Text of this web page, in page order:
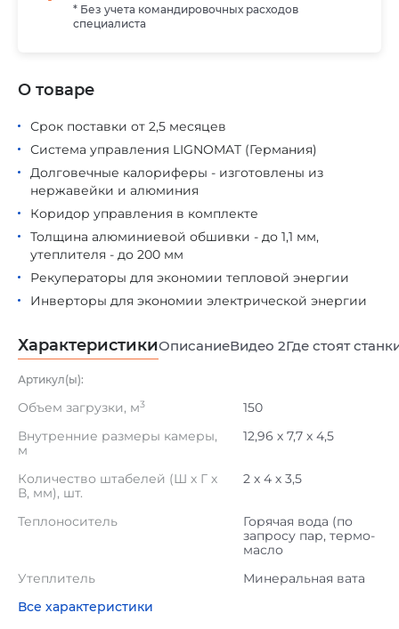
* Без учета командировочных расходов
специалиста
Срок поставки от 2,5 месяцев
Система управления LIGNOMAT (Германия)
Долговечные калориферы - изготовлены из
нержавейки и алюминия
Коридор управления в комплекте
Толщина алюминиевой обшивки - до 1,1 мм,
утеплителя - до 200 мм
Рекуператоры для экономии тепловой энергии
Инверторы для экономии электрической энергии
О товаре
ХарактеристикиОписаниеВидео 2Где стоят
Артикул(ы):
Объем загрузки, м3
150
Внутренние размеры камеры,
м
12,96 х 7,7 х 4,5
Количество штабелей (Ш х Г х
В, мм), шт.
2 х 4 х 3,5
Теплоноситель
Горячая вода (по
запросу пар, термо-
масло
Утеплитель
Минеральная вата
Все характеристики